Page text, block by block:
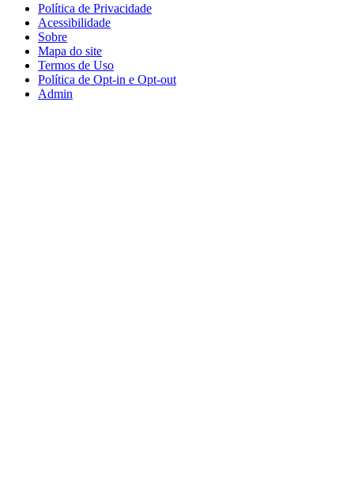
Política de Privacidade
Acessibilidade
Sobre
Mapa do site
Termos de Uso
Política de Opt-in e Opt-out
Admin